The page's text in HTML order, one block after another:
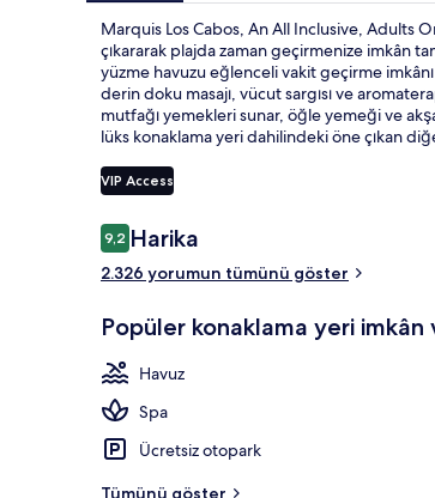
Marquis Los Cabos, An All Inclusive, Adults
çıkararak plajda zaman geçirmenize imkân
yüzme havuzu eğlenceli vakit geçirme
derin doku masajı, vücut sargısı ve
mutfağı yemekleri sunar, öğle yemeği ve
lüks konaklama yeri dahilindeki öne çıkan
VIP Access
Yorumlar
9,29,2/10
Harika
2.326 yorumun tümünü göster
Popüler konaklama yeri
Havuz
Spa
Ücretsiz otopark
Tümünü göster